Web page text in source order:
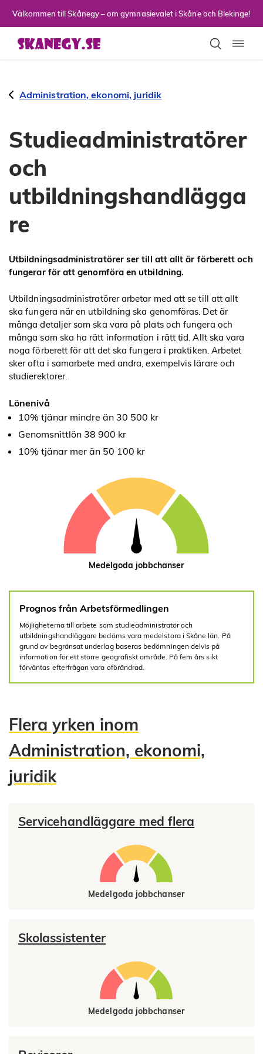
Välkommen till Skånegy – om gymnasievalet i Skåne och Blekinge!
Administration, ekonomi, juridik
Studieadministratörer
och
utbildningshandlägga
re
Utbildningsadministratörer ser till att allt är förberett och
fungerar för att genomföra en utbildning.
Utbildningsadministratörer arbetar med att se till att allt
ska fungera när en utbildning ska genomföras. Det är
många detaljer som ska vara på plats och fungera och
många som ska ha rätt information i rätt tid. Allt ska vara
noga förberett för att det ska fungera i praktiken. Arbetet
sker ofta i samarbete med andra, exempelvis lärare och
studierektorer.
Lönenivå
10% tjänar mindre än 30 500 kr
Genomsnittlön 38 900 kr
10% tjänar mer än 50 100 kr
Medelgoda jobbchanser
Prognos från Arbetsförmedlingen
Möjligheterna till arbete som studieadministratör och
utbildningshandläggare bedöms vara medelstora i Skåne län. På
grund av begränsat underlag baseras bedömningen delvis på
information för ett större geografiskt område. På fem års sikt
förväntas efterfrågan vara oförändrad.
Flera yrken inom
Administration, ekonomi,
juridik
Servicehandläggare med flera
Medelgoda jobbchanser
Skolassistenter
Medelgoda jobbchanser